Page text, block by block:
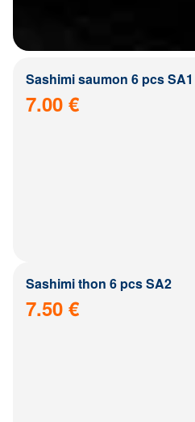
Sashimi saumon 6 pcs SA1
7.00 €
Sashimi thon 6 pcs SA2
7.50 €